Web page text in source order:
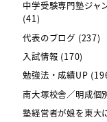
中学受験専門塾ジャ
(41)
代表のブログ (237)
入試情報 (170)
勉強法・成績UP
南大塚校舎／明成個
塾経営者が娘を東大